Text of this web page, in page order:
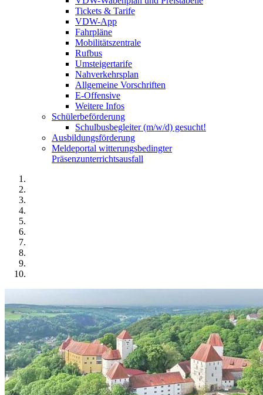
Tickets & Tarife
VDW-App
Fahrpläne
Mobilitätszentrale
Rufbus
Umsteigertarife
Nahverkehrsplan
Allgemeine Vorschriften
E-Offensive
Weitere Infos
Schülerbeförderung
Schulbusbegleiter (m/w/d) gesucht!
Ausbildungsförderung
Meldeportal witterungsbedingter
Präsenzunterrichtsausfall